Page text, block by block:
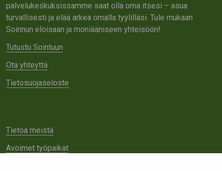
palvelukeskuksissamme saat olla oma itsesi – asua
turvallisesti ja elää arkea omalla tyylilläsi. Tule mukaan
Soinnun eloisaan ja moniääniseen yhteisöön!
Tutustu Sointuun
Ota yhteyttä
Tietosuojaseloste
Tietoa meistä
Avoimet työpaikat